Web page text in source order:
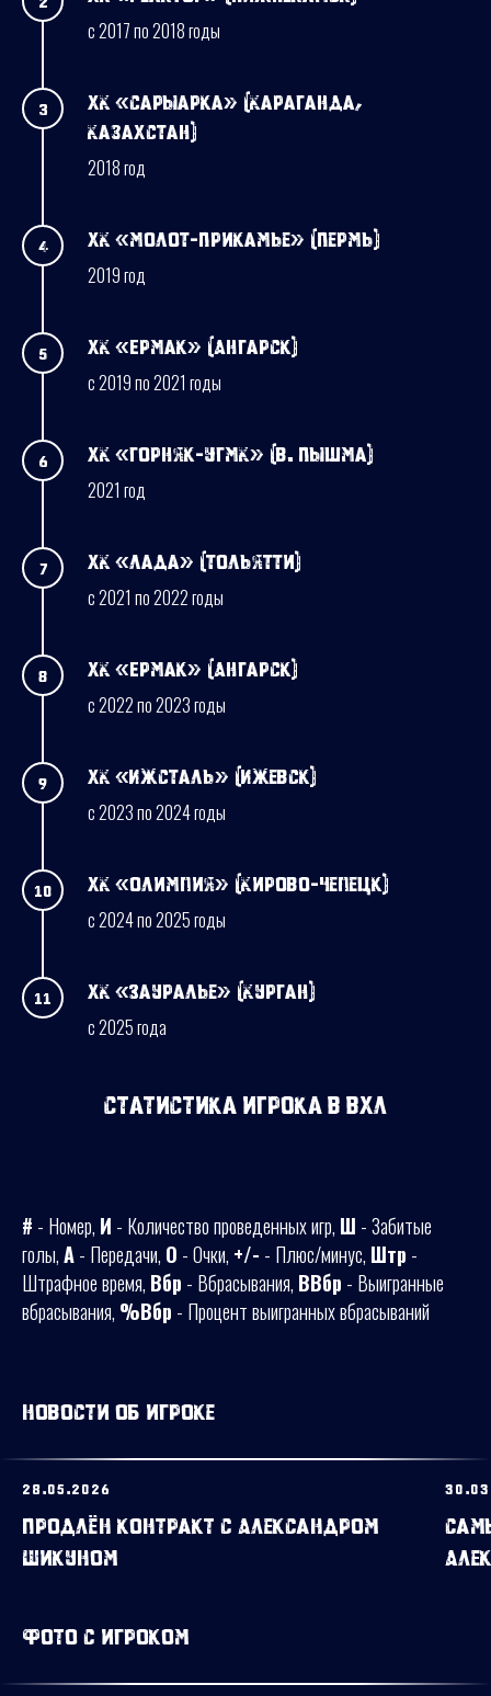
с 2017 по 2018 годы
ХК «Сарыарка» (Караганда,
Казахстан)
2018 год
ХК «Молот-Прикамье» (Пермь)
2019 год
ХК «Ермак» (Ангарск)
с 2019 по 2021 годы
ХК «Горняк-УГМК» (В. Пышма)
2021 год
ХК «Лада» (Тольятти)
с 2021 по 2022 годы
ХК «Ермак» (Ангарск)
с 2022 по 2023 годы
ХК «Ижсталь» (Ижевск)
с 2023 по 2024 годы
ХК «Олимпия» (Кирово-Чепецк)
с 2024 по 2025 годы
ХК «Зауралье» (Курган)
с 2025 года
Статистика игрока в ВХЛ
# - Номер, И - Количество проведенных игр, Ш - Забитые
голы,А- Передачи, О - Очки, +/- - Плюс/минус, Штр -
Штрафное время, Вбр - Вбрасывания, ВВбр - Выигранные
вбрасывания, %Вбр - Процент выигранных вбрасываний
Новости об игроке
28.05.2026
Продлён контракт с Александром
Шикуном
Фото с игроком